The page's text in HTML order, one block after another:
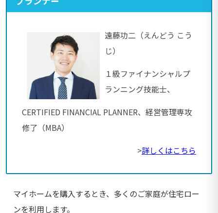
遠藤功二（えんどう こう
じ）
１級ファイナンシャルプ
ランニング技能士、
CERTIFIED FINANCIAL PLANNER、経営管理専攻
修了（MBA）
>詳しくはこちら
マイホームを購入するとき、多くのご家庭が住宅ロー
ンを利用します。